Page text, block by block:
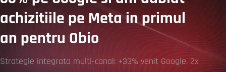
achizitiile pe Meta in primul
an pentru Obio
Strategie integrata multi-canal: +33% venit Google, 2x